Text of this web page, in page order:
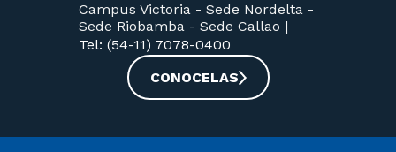
Campus Victoria - Sede Nordelta -
Sede Riobamba - Sede Callao |
Tel: (54-11) 7078-0400
CONOCELAS